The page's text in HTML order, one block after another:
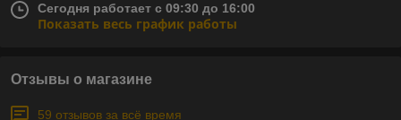
Сегодня работает с 09:30 до 16:00
Показать весь график работы
Отзывы о магазине
59 отзывов за всё время